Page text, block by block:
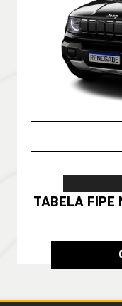
TABELA FIPE NO SEU SEMINOVO + TAXA